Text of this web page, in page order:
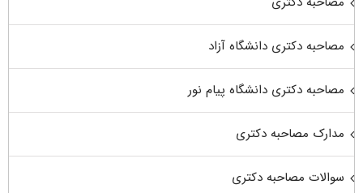
مصاحبه دکتری دانشگاه آزاد
مصاحبه دکتری دانشگاه پیام نور
مدارک مصاحبه دکتری
سوالات مصاحبه دکتری